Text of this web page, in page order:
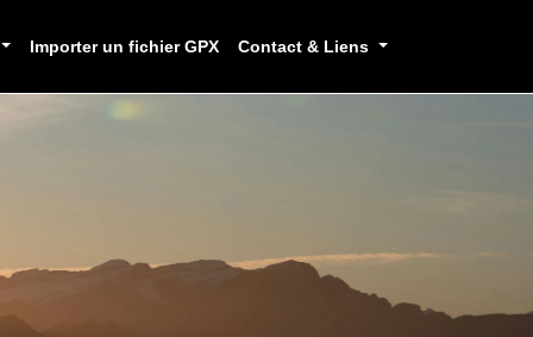
Importer un fichier GPX Contact & Liens